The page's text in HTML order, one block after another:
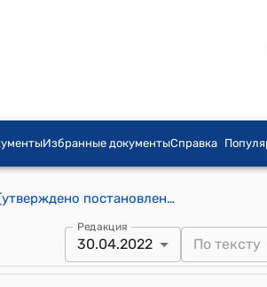
Избранные документыСправка
Положение о порядке присуждения ученых степеней (утверждено постановлением Правительства Кыргызской Республики от 22 августа 2012 года № 578)
Редакция
30.04.2022